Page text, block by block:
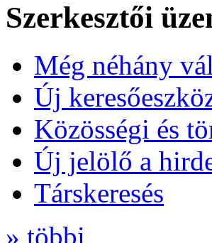
Szerkesztői
Még néhány
Új
Közösségi és
Új jelölő a
Társkeresés
» többi